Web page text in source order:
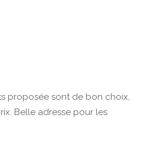
proposée sont de bon choix,
Belle adresse pour les